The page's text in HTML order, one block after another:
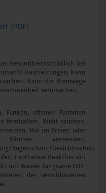
(PDF)
Gesundheitsschädlich bei
Hautreizungen. Kann
Kann die Atemwege
verursachen.
Funken, offenen Flammen
fernhalten. Nicht rauchen.
Nur im Freien oder
verwenden.
Augenschutz/Gesichtsschutz
Exotherme Reaktion mit
mit Wasser langsame CO2-
der verschlossenen